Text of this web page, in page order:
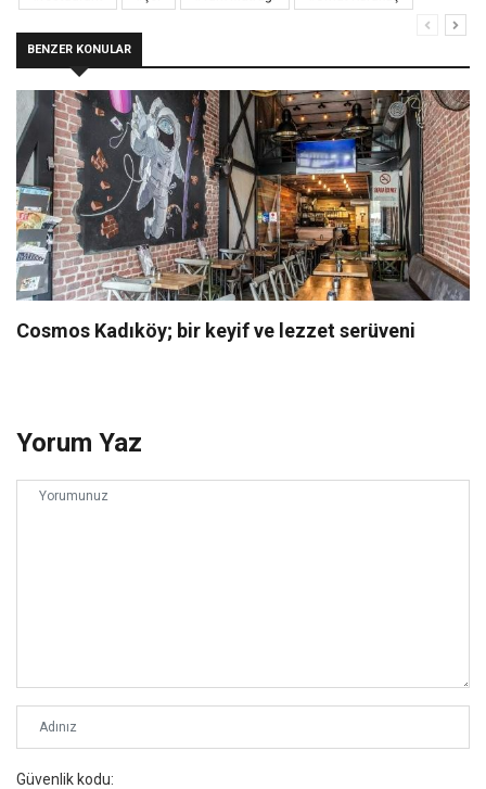
BENZER KONULAR
Cosmos Kadıköy; bir keyif ve lezzet serüveni
Yorum Yaz
Güvenlik kodu: